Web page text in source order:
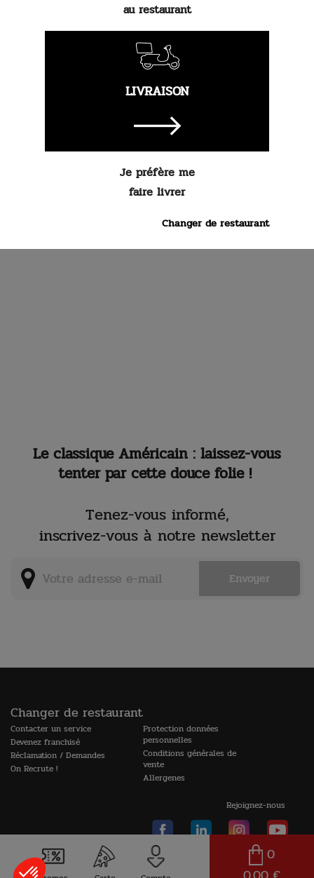
Le classique Américain : laissez-vous
tenter par cette douce folie !
0
Tenez-vous informé,
inscrivez-vous à notre newsletter
Changer de restaurant
Contacter un service
Devenez franchisé
Réclamation / Demandes
On Recrute !
Protection données
personnelles
Conditions générales de
vente
Allergenes
Rejoignez-nous
© 2026 La Boîte à Pizza
au restaurant
LIVRAISON
Je préfère me
faire livrer
Changer de restaurant